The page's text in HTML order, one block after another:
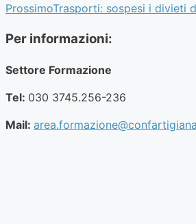
ProssimoTrasporti: sospesi i divieti
Per informazioni:
Settore Formazione
Tel: 030 3745.256-236
Mail: